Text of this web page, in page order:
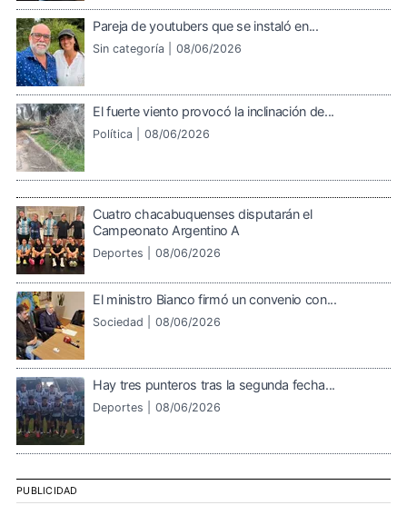
Pareja de youtubers que se instaló en...
Sin categoría | 08/06/2026
El fuerte viento provocó la inclinación de...
Política | 08/06/2026
Cuatro chacabuquenses disputarán el
Campeonato Argentino A
Deportes | 08/06/2026
El ministro Bianco firmó un convenio con...
Sociedad | 08/06/2026
Hay tres punteros tras la segunda fecha...
Deportes | 08/06/2026
PUBLICIDAD